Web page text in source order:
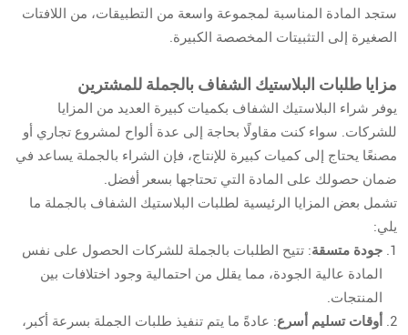
ستجد المادة المناسبة لمجموعة واسعة من التطبيقات، من اللافتات
الصغيرة إلى التثبيتات المخصصة الكبيرة.
مزايا طلبات البلاستيك الشفاف بالجملة للمشترين
يوفر شراء البلاستيك الشفاف بكميات كبيرة العديد من المزايا
للشركات. سواء كنت مقاولًا بحاجة إلى عدة ألواح لمشروع تجاري أو
مصنعًا يحتاج إلى كميات كبيرة للإنتاج، فإن الشراء بالجملة يساعد في
ضمان حصولك على المادة التي تحتاجها بسعر أفضل.
تشمل بعض المزايا الرئيسية لطلبات البلاستيك الشفاف بالجملة ما
يلي:
جودة متسقة: تتيح الطلبات بالجملة للشركات الحصول على نفس
المادة عالية الجودة، مما يقلل من احتمالية وجود اختلافات بين
المنتجات.
أوقات تسليم أسرع: عادةً ما يتم تنفيذ طلبات الجملة بسرعة أكبر،